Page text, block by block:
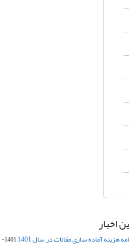
اخبار
هزینه آماده سازی مقالات در سال 1401
1401-